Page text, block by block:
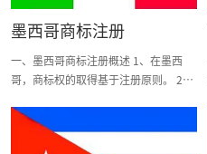
“申请在先”原则。 秘鲁是《巴黎公
约》、《WIPO公约》等国际知识产权
定》或《马德里议定书》，故商标注册
只能通过“单国注册”的方式办理。
二、秘鲁商标注册流程 目前，秘鲁采
用尼斯分类第10版的商品和服务描述，
接受一表多类申请。秘鲁可注册为商标
墨西哥商标注册
一、墨西哥商标注册概述 1、在墨西
哥，商标权的取得基于注册原则。 2、
商标时，应当具体列出要求保护的商品
和服务及其所属类别。 3、目前，墨西